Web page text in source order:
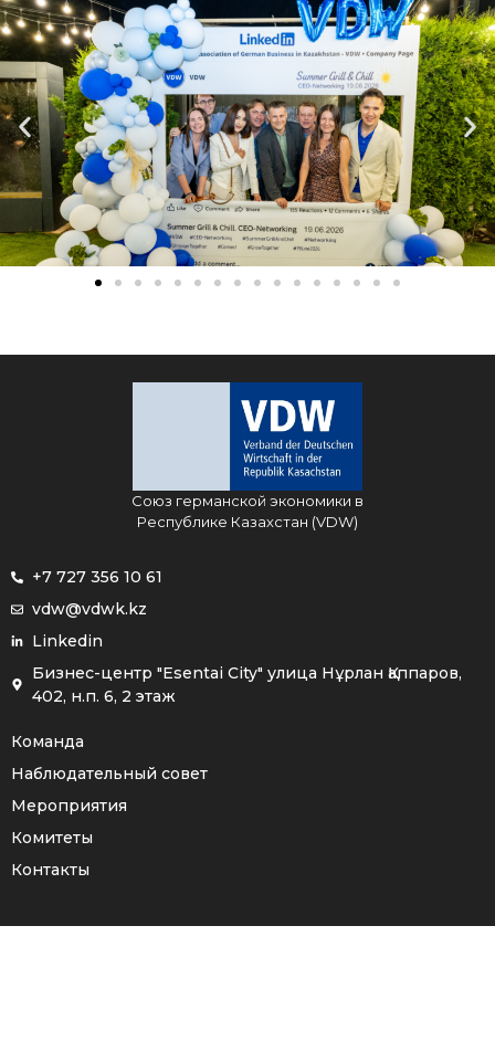
Союз германской экономики в
Республике Казахстан (VDW)
+7 727 356 10 61
vdw@vdwk.kz
Linkedin
Бизнес-центр "Esentai City" улица Нұрлан Қаппаров,
402, н.п. 6, 2 этаж
Команда
Наблюдательный совет
Мероприятия
Комитеты
Контакты